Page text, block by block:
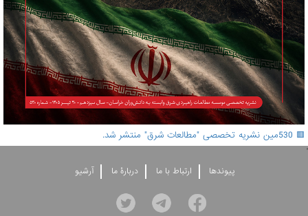
🟥 530مین نشریه تخصصی "مطالعات شرق" منتشر شد.
'
پيوندها ارتباط با ما دربارۀ ما آرشيو